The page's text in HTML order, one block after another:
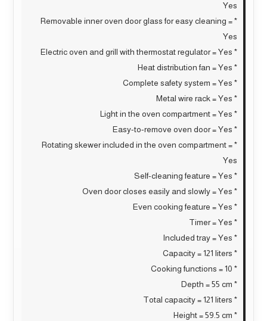
Yes
* Removable inner oven door glass for easy cleaning =
Yes
* Electric oven and grill with thermostat regulator = Yes
* Heat distribution fan = Yes
* Complete safety system = Yes
* Metal wire rack = Yes
* Light in the oven compartment = Yes
* Easy-to-remove oven door = Yes
* Rotating skewer included in the oven compartment =
Yes
* Self-cleaning feature = Yes
* Oven door closes easily and slowly = Yes
* Even cooking feature = Yes
* Timer = Yes
* Included tray = Yes
* Capacity = 121 liters
* Cooking functions = 10
* Depth = 55 cm
* Total capacity = 121 liters
* Height = 59.5 cm